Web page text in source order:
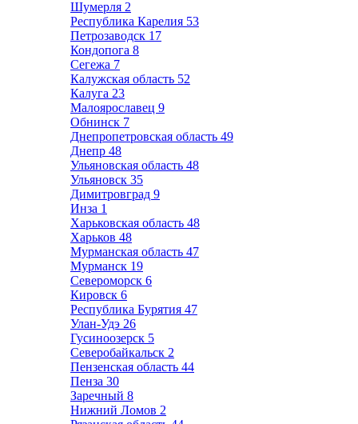
Шумерля 2
Республика Карелия 53
Петрозаводск 17
Кондопога 8
Сегежа 7
Калужская область 52
Калуга 23
Малоярославец 9
Обнинск 7
Днепропетровская область 49
Днепр 48
Ульяновская область 48
Ульяновск 35
Димитровград 9
Инза 1
Харьковская область 48
Харьков 48
Мурманская область 47
Мурманск 19
Североморск 6
Кировск 6
Республика Бурятия 47
Улан-Удэ 26
Гусиноозерск 5
Северобайкальск 2
Пензенская область 44
Пенза 30
Заречный 8
Нижний Ломов 2